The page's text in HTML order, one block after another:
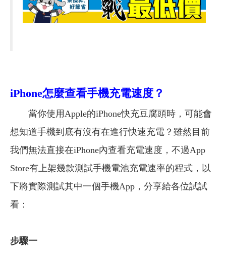
iPhone怎麼查看手機充電速度？
當你使用Apple的iPhone快充豆腐頭時，可能會
想知道手機到底有沒有在進行快速充電？雖然目前
我們無法直接在iPhone內查看充電速度，不過App
Store有上架幾款測試手機電池充電速率的程式，以
下將實際測試其中一個手機App，分享給各位試試
看：
步驟一